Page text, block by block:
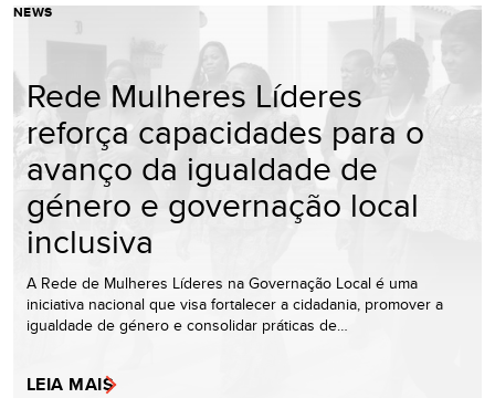
NEWS
Rede Mulheres Líderes
reforça capacidades para o
avanço da igualdade de
género e governação local
inclusiva
A Rede de Mulheres Líderes na Governação Local é uma
iniciativa nacional que visa fortalecer a cidadania, promover a
igualdade de género e consolidar práticas de…
LEIA MAIS